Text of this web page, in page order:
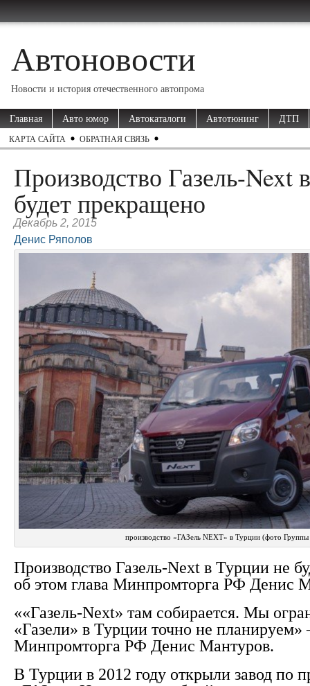
Автоновости
Новости и история отечественного автопрома
Главная Авто юмор Автокаталоги Автотюнинг ДТП
КАРТА САЙТА ОБРАТНАЯ СВЯЗЬ
Производство Газель-Next
будет прекращено
Декабрь 2, 2015
Денис Ряполов
производство «ГАЗель NEXT» в Турции (фото
Производство Газель-Next в Турции не
об этом глава Минпромторга РФ Денис
««Газель-Next» там собирается. Мы
«Газели» в Турции точно не
Минпромторга РФ Денис Мантуров.
В Турции в 2012 году открыли завод по